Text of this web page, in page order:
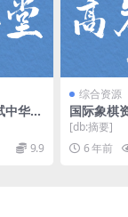
华财
全）
网盘
9.9
综合资源
国际象棋
网盘
[db:摘要]
6 年前